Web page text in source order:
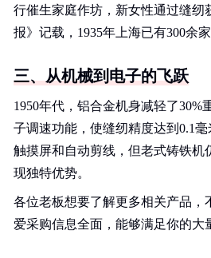
行催生家庭作坊，新女性通过缝纫
报》记载，1935年上海已有300余
三、从机械到电子的飞跃
1950年代，铝合金机身减轻了30%
子调速功能，使缝纫精度达到0.1
触摸屏和自动剪线，但老式铸铁机
现独特优势。
各位老板想要了解更多相关产品，
爱采购信息全面，能够满足你的大